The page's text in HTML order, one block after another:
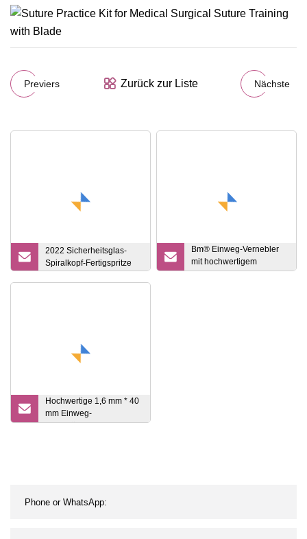
Previers Zurück zur Liste Nächste
2022 Sicherheitsglas-
Spiralkopf-Fertigspritze
Bm® Einweg-Vernebler
mit hochwertigem
medizinischem PVC-
Hochwertige 1,6 mm * 40
mm Einweg-
Veterinärnadel mit